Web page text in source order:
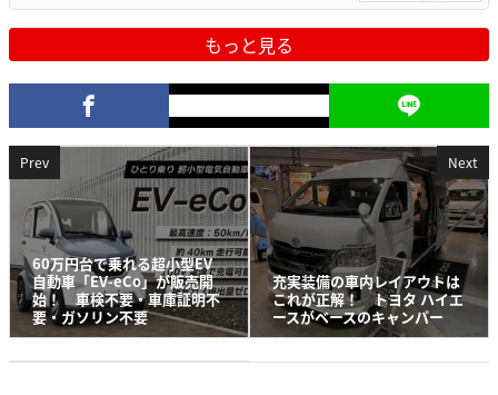
もっと見る
Prev
60万円台で乗れる超小型EV
自動車「EV-eCo」が販売開
始！ 車検不要・車庫証明不
要・ガソリン不要
Next
充実装備の車内レイアウトは
これが正解！ トヨタ ハイエ
ースがベースのキャンパー